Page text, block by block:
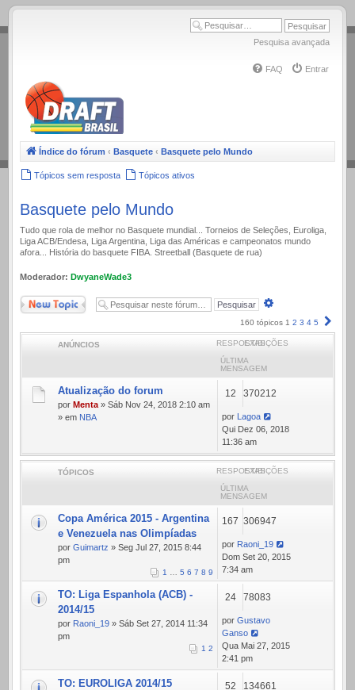
.
Pesquisa avançada
FAQ Entrar
Índice do fórum ‹ Basquete ‹ Basquete pelo Mundo
Tópicos sem resposta Tópicos ativos
Basquete pelo Mundo
Tudo que rola de melhor no Basquete mundial... Torneios de Seleções, Euroliga,
Liga ACB/Endesa, Liga Argentina, Liga das Américas e campeonatos mundo
afora... História do basquete FIBA. Streetball (Basquete de rua)
Moderador: DwyaneWade3
Novo Tópico
160 tópicos 1 2 3 4 5
ANÚNCIOS RESPOSTASEXIBIÇÕES
ÚLTIMA
MENSAGEM
Atualização do forum
por Menta » Sáb Nov 24, 2018 2:10 am
» em NBA
12 370212
por
Lagoa
Qui Dez 06, 2018
11:36 am
TÓPICOS RESPOSTASEXIBIÇÕES
ÚLTIMA
MENSAGEM
Copa América 2015 - Argentina
e Venezuela nas Olimpíadas
por Guimartz » Seg Jul 27, 2015 8:44
pm
1 … 5 6 7 8 9
167 306947
por Raoni_19
Dom Set 20, 2015
7:34 am
TO: Liga Espanhola (ACB) -
2014/15
por Raoni_19 » Sáb Set 27, 2014 11:34
pm
1 2
24 78083
por Gustavo
Ganso
Qua Mai 27, 2015
2:41 pm
TO: EUROLIGA 2014/15 52 134661